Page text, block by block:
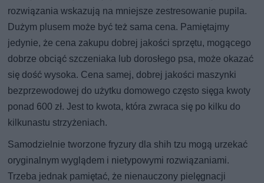
rozwiązania wskazują na mniejsze zestresowanie pupila.
Dużym plusem może być też sama cena. Pamiętajmy
jedynie, że cena zakupu dobrej jakości sprzętu, mogącego
dobrze obciąć szczeniaka lub dorosłego psa, może okazać
się dość wysoka. Cena samej, dobrej jakości maszynki
bezprzewodowej do użytku domowego często sięga kwoty
ponad 600 zł. Jest to kwota, która zwraca się po kilku do
kilkunastu strzyżeniach.
Samodzielnie tworzone fryzury dla shih tzu mogą urzekać
oryginalnym wyglądem i nietypowymi rozwiązaniami.
Trzeba jednak pamiętać, że nienauczony pielęgnacji